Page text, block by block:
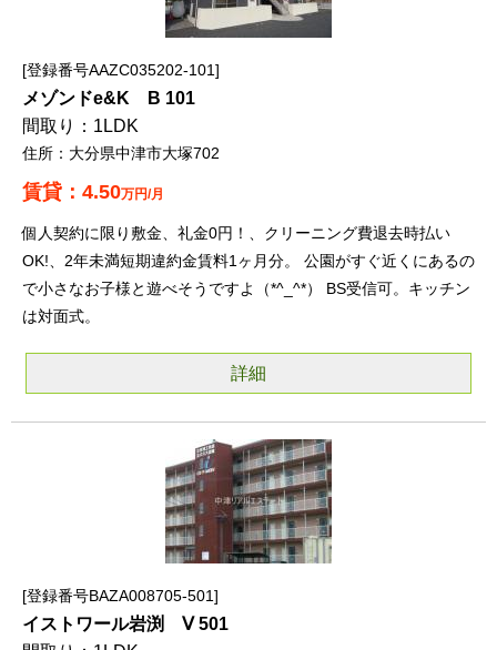
登録番号AAZC035202-101
メゾンドe&K B 101
1LDK
大分県中津市大塚702
4.50万円/月
個人契約に限り敷金、礼金0円！、クリーニング費退去時払い
OK!、2年未満短期違約金賃料1ヶ月分。 公園がすぐ近くにあるの
で小さなお子様と遊べそうですよ（*^_^*） BS受信可。キッチン
は対面式。
詳細
登録番号BAZA008705-501
イストワール岩渕 Ⅴ 501